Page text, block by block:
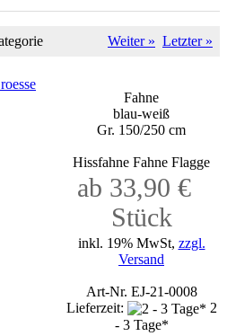
Weiter » Letzter »
Fahne
blau-weiß
Gr. 150/250 cm
Hissfahne Fahne Flagge
ab 33,90 €
Stück
inkl. 19% MwSt, zzgl.
Versand
Art-Nr. EJ-21-0008
Lieferzeit:
2
- 3 Tage*